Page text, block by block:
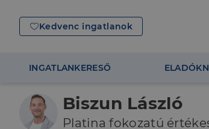
Kedvenc ingatlanok
INGATLANKERESŐ
Biszun László
Platina fokozatú